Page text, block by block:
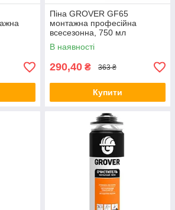
Піна GROVER GF65
монтажна професійна
всесезонна, 750 мл
В наявності
290,40 ₴ 363 ₴
Купити